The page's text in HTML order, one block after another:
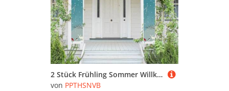
2 Stück Frühling Sommer Willkommen Veranda Banner Hängende Flagge Veranda Schild für Haustür Wand Veranda Banner Frohe Weihnachten Birke Baum Willkommen Tür Hängende Banner Wand Hintergrund Urlaub
von PPTHSNVB